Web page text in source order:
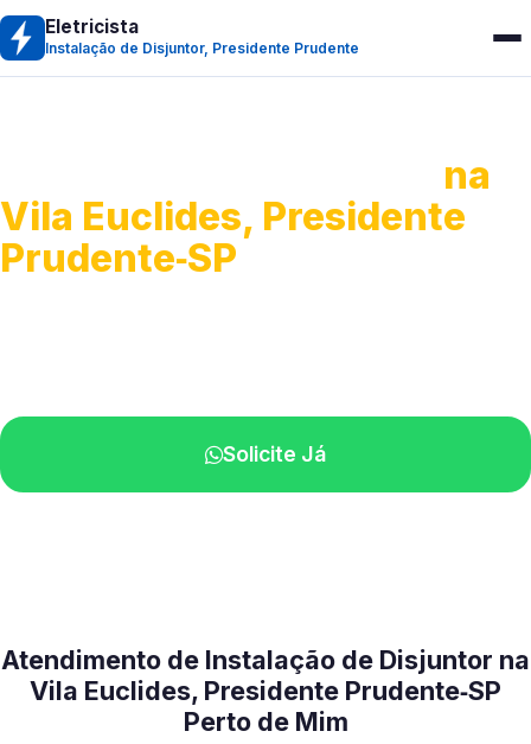
Eletricista
Instalação de Disjuntor, Presidente Prudente
na
Vila Euclides, Presidente
Prudente‑SP
Solicite Já
Atendimento de Instalação de Disjuntor na
Vila Euclides, Presidente Prudente‑SP
Perto de Mim